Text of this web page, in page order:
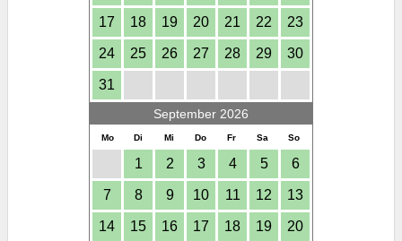
17 18 19 20 21 22 23
24 25 26 27 28 29 30
31
September 2026
Mo Di Mi Do Fr Sa So
1 2 3 4 5 6
7 8 9 10 11 12 13
14 15 16 17 18 19 20